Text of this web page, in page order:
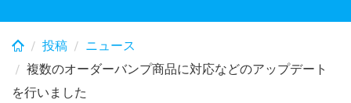
投稿
ニュース
複数のオーダーバンプ商品に対応などのアップデート
を行いました